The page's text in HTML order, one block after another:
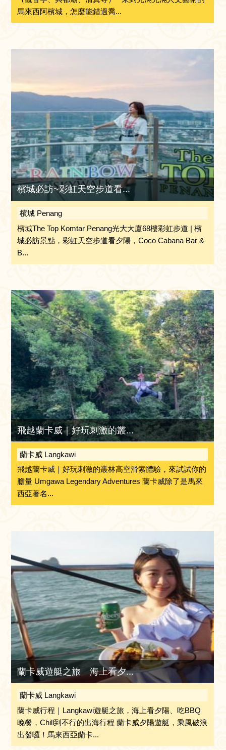
馬來西阿檳城，怎麼能錯過喬...
檳城必訪~彩虹天空步道看...
檳城 Penang
檳城The Top Komtar Penang光大大廈68樓彩虹步道 | 檳
城必訪景點，彩虹天空步道看夕陽，Coco Cabana Bar &
B...
飛越蘭卡威｜好玩刺激的叢...
蘭卡威 Langkawi
飛越蘭卡威｜好玩刺激的叢林高空滑索體驗，來試試你的
膽量 Umgawa Legendary Adventures 蘭卡威除了是馬來
西亞著名...
蘭卡威遊艇之旅 海上看夕...
蘭卡威 Langkawi
蘭卡威行程｜Langkawi遊艇之旅，海上看夕陽、吃BBQ
晚餐，Chill到不行的出海行程 蘭卡威夕陽遊艇，乘風破浪
出發囉！馬來西亞蘭卡...